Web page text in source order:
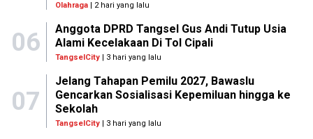
Olahraga| 2 hari yang lalu
06
Anggota DPRD Tangsel Gus Andi Tutup Usia
Alami Kecelakaan Di Tol Cipali
TangselCity| 3 hari yang lalu
07
Jelang Tahapan Pemilu 2027, Bawaslu
Gencarkan Sosialisasi Kepemiluan hingga ke
Sekolah
TangselCity| 3 hari yang lalu